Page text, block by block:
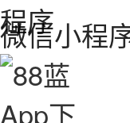
微信小程